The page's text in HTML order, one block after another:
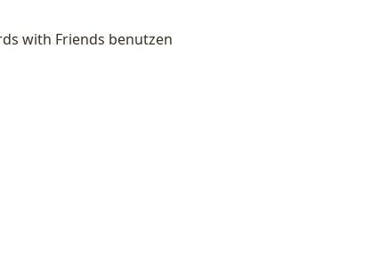
with Friends benutzen